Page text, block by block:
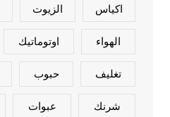
اكياس الزيوت
الهواء اوتوماتيك
تغليف حبوب
شرنك عبوات